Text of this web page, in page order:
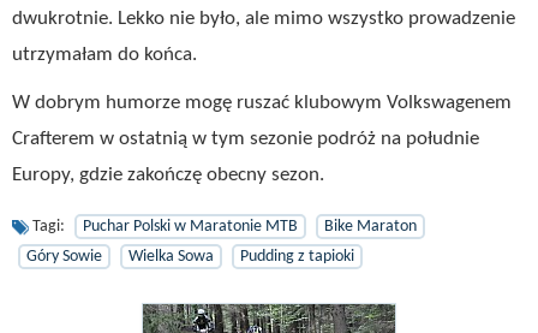
dwukrotnie. Lekko nie było, ale mimo wszystko prowadzenie
utrzymałam do końca.
W dobrym humorze mogę ruszać klubowym Volkswagenem
Crafterem w ostatnią w tym sezonie podróż na południe
Europy, gdzie zakończę obecny sezon.
Tagi: Puchar Polski w Maratonie MTB
Bike Maraton
Góry Sowie
Wielka Sowa Pudding z tapioki